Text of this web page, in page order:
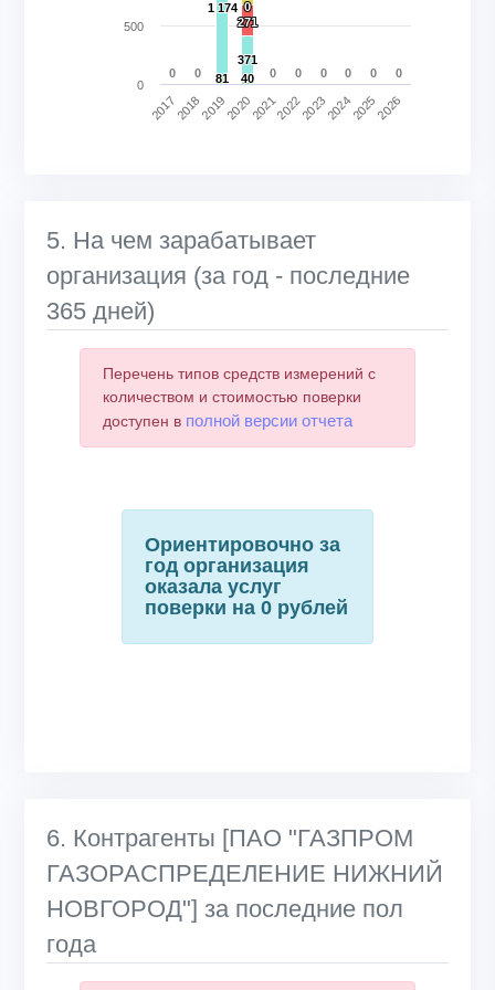
0 0 0 0 0 0 0 0
0
0
271
271
1 174
1 174
371
371
81
81 40
40
2017201820192020202120222023202420252026
0
500
5. На чем зарабатывает
организация (за год - последние
365 дней)
Перечень типов средств измерений с
количеством и стоимостью поверки
доступен в полной версии отчета
Ориентировочно за
год организация
оказала услуг
поверки на 0 рублей
6. Контрагенты [ПАО "ГАЗПРОМ
ГАЗОРАСПРЕДЕЛЕНИЕ НИЖНИЙ
НОВГОРОД"] за последние пол
года